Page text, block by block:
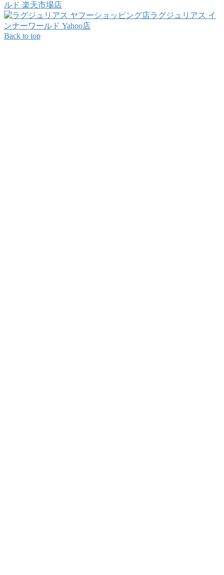
ルド 楽天市場店
ラグジュリアス イ
ンナーワールド Yahoo店
Back to top